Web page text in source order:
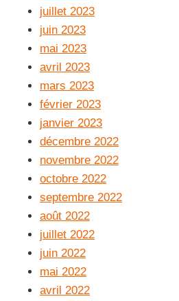
juillet 2023
juin 2023
mai 2023
avril 2023
mars 2023
février 2023
janvier 2023
décembre 2022
novembre 2022
octobre 2022
septembre 2022
août 2022
juillet 2022
juin 2022
mai 2022
avril 2022